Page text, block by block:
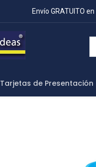
Envío GRATUITO
Tarjetas de Presentación